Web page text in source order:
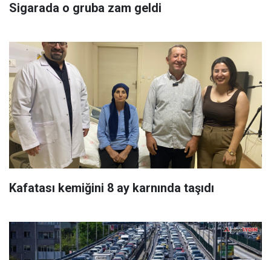
Sigarada o gruba zam geldi
Kafatası kemiğini 8 ay karnında taşıdı